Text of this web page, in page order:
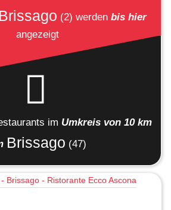
Brissago (2) werden bis hier
angezeigt
im Umkreis von 10 km
Brissago (47)